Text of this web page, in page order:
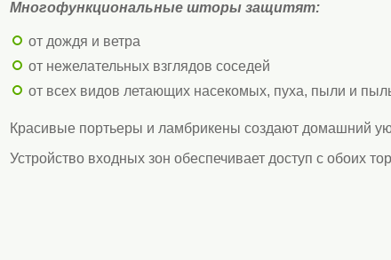
Многофункциональные шторы защитят:
от дождя и ветра
от нежелательных взглядов соседей
от всех видов летающих насекомых, пуха, пыли и
Красивые портьеры и ламбрикены создают домашний
Устройство входных зон обеспечивает доступ с обоих